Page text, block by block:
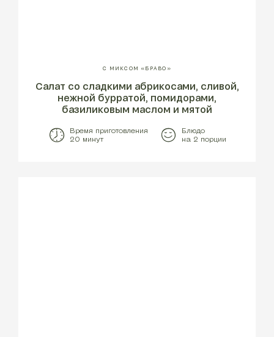
С МИКСОМ «БРАВО»
Салат со сладкими абрикосами, сливой,
нежной бурратой, помидорами,
базиликовым маслом и мятой
Время приготовления
20 минут
Блюдо
на 2 порции